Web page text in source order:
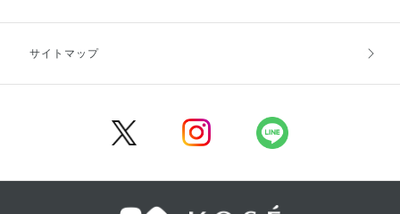
キャンセル・返品・交換
サイトマップ